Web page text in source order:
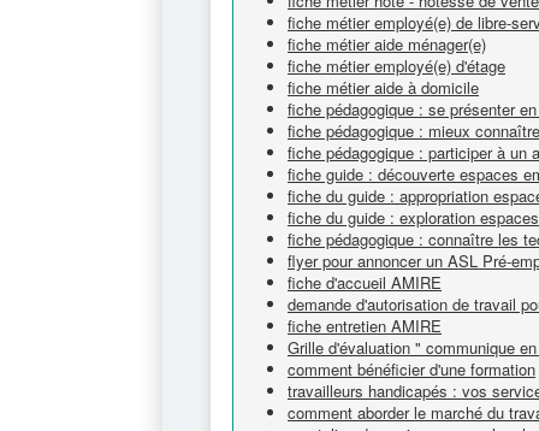
fiche métier employé(e) de libre-
fiche métier aide ménager(e)
fiche métier employé(e) d'étage
fiche métier aide à domicile
fiche pédagogique : se présenter
fiche pédagogique : mieux
fiche pédagogique : participer à un
fiche guide : découverte espaces
fiche du guide : appropriation
fiche du guide : exploration
fiche pédagogique : connaître les
flyer pour annoncer un ASL Pré-
fiche d'accueil AMIRE
demande d'autorisation de travail
fiche entretien AMIRE
Grille d'évaluation " communique
comment bénéficier d'une formation
travailleurs handicapés : vos
comment aborder le marché du